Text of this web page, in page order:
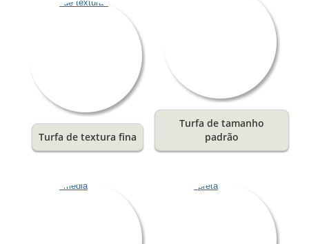
Turfa de textura fina
Turfa de tamanho
padrão